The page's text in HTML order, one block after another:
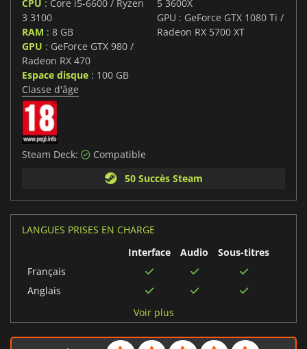
CPU : Core i5-6600 / Ryzen
3 3100
RAM : 8 GB
GPU : GeForce GTX 980 /
Radeon RX 470
Espace disque : 100 GB
5 3600X
GPU : GeForce GTX 1080 Ti /
Radeon RX 5700 XT
Classe d'âge
Steam Deck:
Compatible
50 Succès Steam
LANGUES PRISES EN CHARGE
Interface
Audio
Sous-titres
Français
Anglais
Voir plus